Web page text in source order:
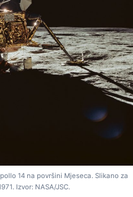
14 na površini Mjeseca. Slikano za
Izvor: NASA/JSC.